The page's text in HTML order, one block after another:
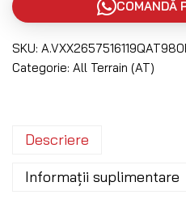
COMANDĂ
SKU:
Categorie: All Terrain (AT)
Descriere
Informații suplimentare